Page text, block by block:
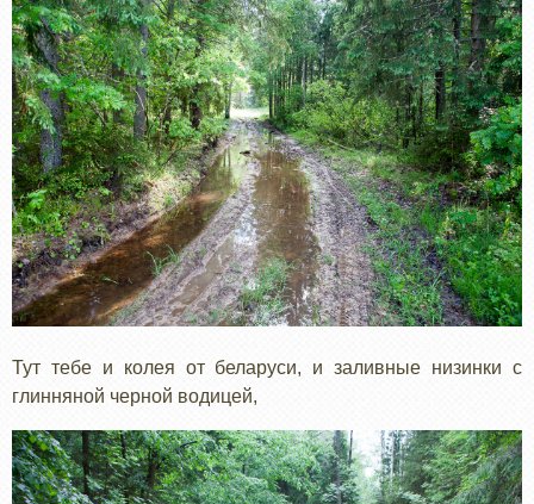
Тут тебе и колея от беларуси, и заливные низинки с
глинняной черной водицей,